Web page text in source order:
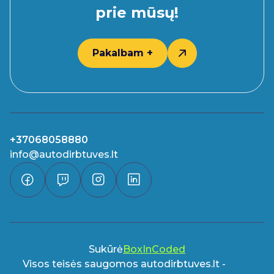
prie mūsų!
Pakalbam +
+37068058880
info@autodirbtuves.lt
SukūrėBoxInCoded
Visos teisės saugomos autodirbtuves.lt -